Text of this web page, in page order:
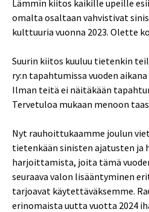
Lämmin kiitos kaikille upeille
omalta osaltaan vahvistivat
kulttuuria vuonna 2023. Olette
Suurin kiitos kuuluu tietenkin
ry:n tapahtumissa vuoden
Ilman teitä ei näitäkään
Tervetuloa mukaan menoon taas
Nyt rauhoittukaamme joulun
tietenkään sinisten ajatusten ja
harjoittamista, joita tämä
seuraava valon lisääntyminen
tarjoavat käytettäväksemme.
erinomaista uutta vuotta 2024